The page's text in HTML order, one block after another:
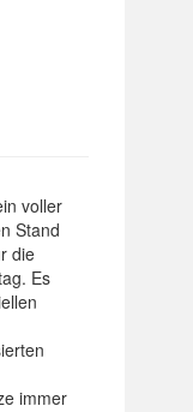
voller
Stand
die
Es
immer